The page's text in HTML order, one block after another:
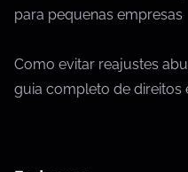
para pequenas empresas
Como evitar reajustes
guia completo de direitos